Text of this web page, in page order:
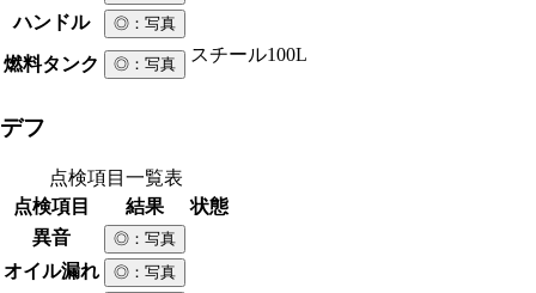
ハンドル ◎ ：写真
燃料タンク ◎ ：写真 スチール100L
デフ
点検項目一覧表
点検項目
結果
状態
異音
◎ ：写真
オイル漏れ ◎ ：写真